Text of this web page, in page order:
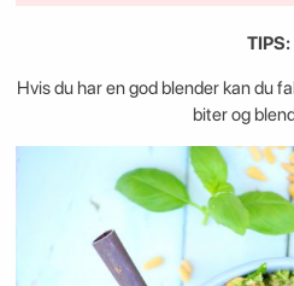
TIPS:
Hvis du har en god blender kan du
biter og